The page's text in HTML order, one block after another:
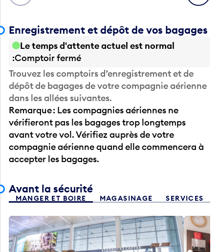
Enregistrement et dépôt de vos bagages
Le temps d'attente actuel est normal
Comptoir fermé
Trouvez les comptoirs d’enregistrement et de
dépôt de bagages de votre compagnie aérienne
dans les allées suivantes.
Remarque : Les compagnies aériennes ne
vérifieront pas les bagages trop longtemps
avant votre vol. Vérifiez auprès de votre
compagnie aérienne quand elle commencera à
accepter les bagages.
Avant la sécurité
MANGER ET BOIRE MAGASINAGE SERVICES